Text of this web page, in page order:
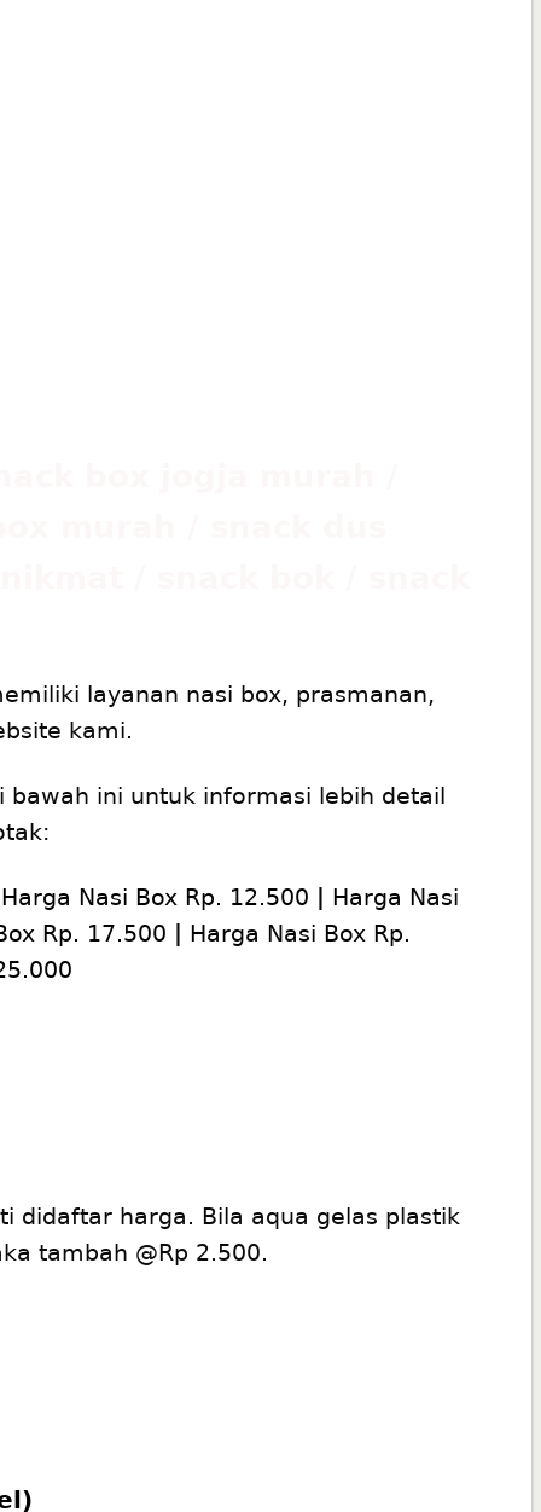
layanan nasi box, prasmanan,
kami.
bawah ini untuk informasi lebih detail
Harga Nasi Box Rp. 12.500
Harga Nasi
Rp. 17.500
Harga Nasi Box Rp.
didaftar harga. Bila aqua gelas plastik
tambah @Rp 2.500.